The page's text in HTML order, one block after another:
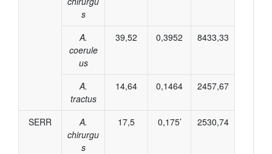
s
A.
coerule
us
39,52 0,3952 8433,33
A.
tractus
14,64 0,1464 2457,67
SERR
A.
chirurgu
s
17,5 0,175’ 2530,74